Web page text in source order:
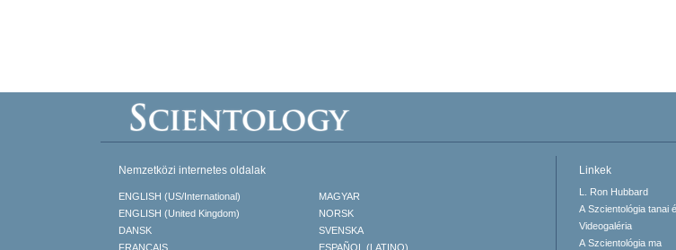
Nemzetközi internetes oldalak
ENGLISH (US/International)
ENGLISH (United Kingdom)
DANSK
FRANÇAIS
MAGYAR
NORSK
SVENSKA
ESPAÑOL (LATINO)
Linkek
L. Ron Hubbard
A Szcientológia tanai
Videogaléria
A Szcientológia ma